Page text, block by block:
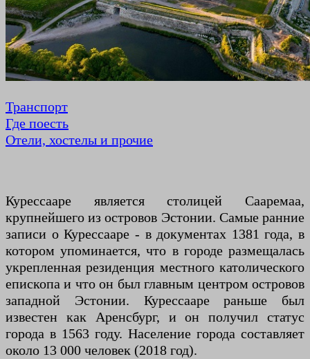
Транспорт
Где поесть
Отели, хостелы и прочие
Курессааре является столицей Сааремаа,
крупнейшего из островов Эстонии. Самые ранние
записи о Курессааре - в документах 1381 года, в
котором упоминается, что в городе размещалась
укрепленная резиденция местного католического
епископа и что он был главным центром островов
западной Эстонии. Курессааре раньше был
известен как Аренсбург, и он получил статус
города в 1563 году. Население города составляет
около 13 000 человек (2018 год).